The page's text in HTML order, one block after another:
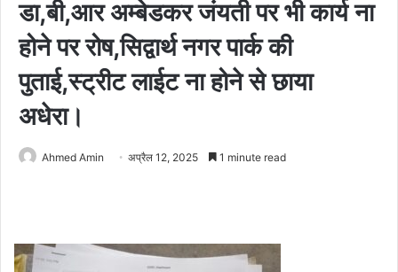
डा,बी,आर अम्बेडकर जंयती पर भी कार्य ना
होने पर रोष,सिद्वार्थ नगर पार्क की
पुताई,स्ट्रीट लाईट ना होने से छाया
अधेरा।
Ahmed Amin अप्रैल 12, 2025 1 minute read